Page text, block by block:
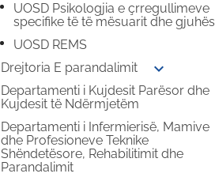
UOSD Psikologjia e çrregullimeve
specifike të të mësuarit dhe gjuhës
UOSD REMS
Drejtoria E parandalimit
expand_more
Departamenti i Kujdesit Parësor dhe
Kujdesit të Ndërmjetëm
Departamenti i Infermierisë, Mamive
dhe Profesioneve Teknike
Shëndetësore, Rehabilitimit dhe
Parandalimit